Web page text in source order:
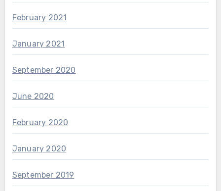
February 2021
January 2021
September 2020
June 2020
February 2020
January 2020
September 2019